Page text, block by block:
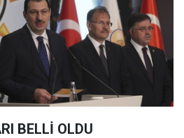
BELLİ OLDU